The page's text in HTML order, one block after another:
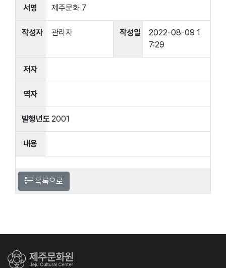
서명 제주문화 7
작성자 관리자 작성일
2022-08-09 1
7:29
저자
역자
발행년도 2001
내용
목록으로